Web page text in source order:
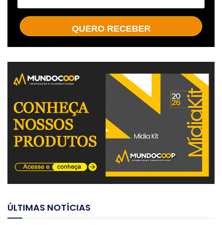
QUERO RECEBER
ÚLTIMAS NOTÍCIAS